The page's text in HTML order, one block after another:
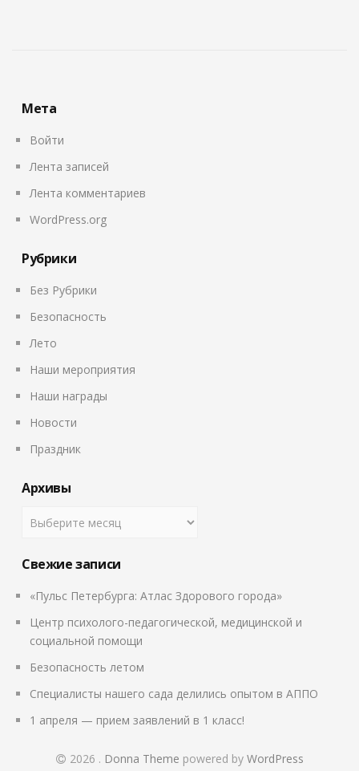
Мета
Войти
Лента записей
Лента комментариев
WordPress.org
Рубрики
Без Рубрики
Безопасность
Лето
Наши мероприятия
Наши награды
Новости
Праздник
Архивы
Свежие записи
«Пульс Петербурга: Атлас Здорового города»
Центр психолого-педагогической, медицинской и
социальной помощи
Безопасность летом
Специалисты нашего сада делились опытом в АППО
1 апреля — прием заявлений в 1 класс!
2026 . Donna Theme powered by WordPress